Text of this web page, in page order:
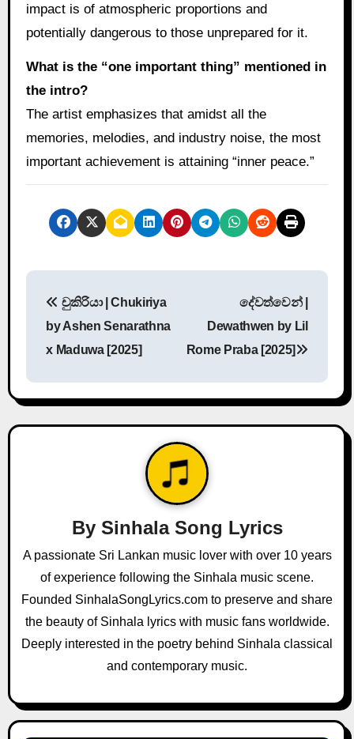
impact is of atmospheric proportions and
potentially dangerous to those unprepared for it.
What is the “one important thing” mentioned in
the intro?
The artist emphasizes that amidst all the
memories, melodies, and industry noise, the most
important achievement is attaining “inner peace.”
t
n
g
t
i
n
චුකිරියා | Chukiriya
by Ashen Senarathna
x Maduwa [2025]
දේවත්වෙන් |
Dewathwen by Lil
Rome Praba [2025]
By Sinhala Song Lyrics
A passionate Sri Lankan music lover with over 10 years
of experience following the Sinhala music scene.
Founded SinhalaSongLyrics.com to preserve and share
the beauty of Sinhala lyrics with music fans worldwide.
Deeply interested in the poetry behind Sinhala classical
and contemporary music.